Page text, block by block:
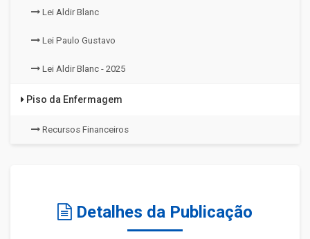
Lei Aldir Blanc
Lei Paulo Gustavo
Lei Aldir Blanc - 2025
Piso da Enfermagem
Recursos Financeiros
Detalhes da Publicação